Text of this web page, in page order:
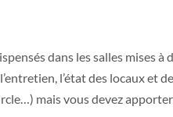
dans les salles mises
l’état des locaux et
mais vous devez